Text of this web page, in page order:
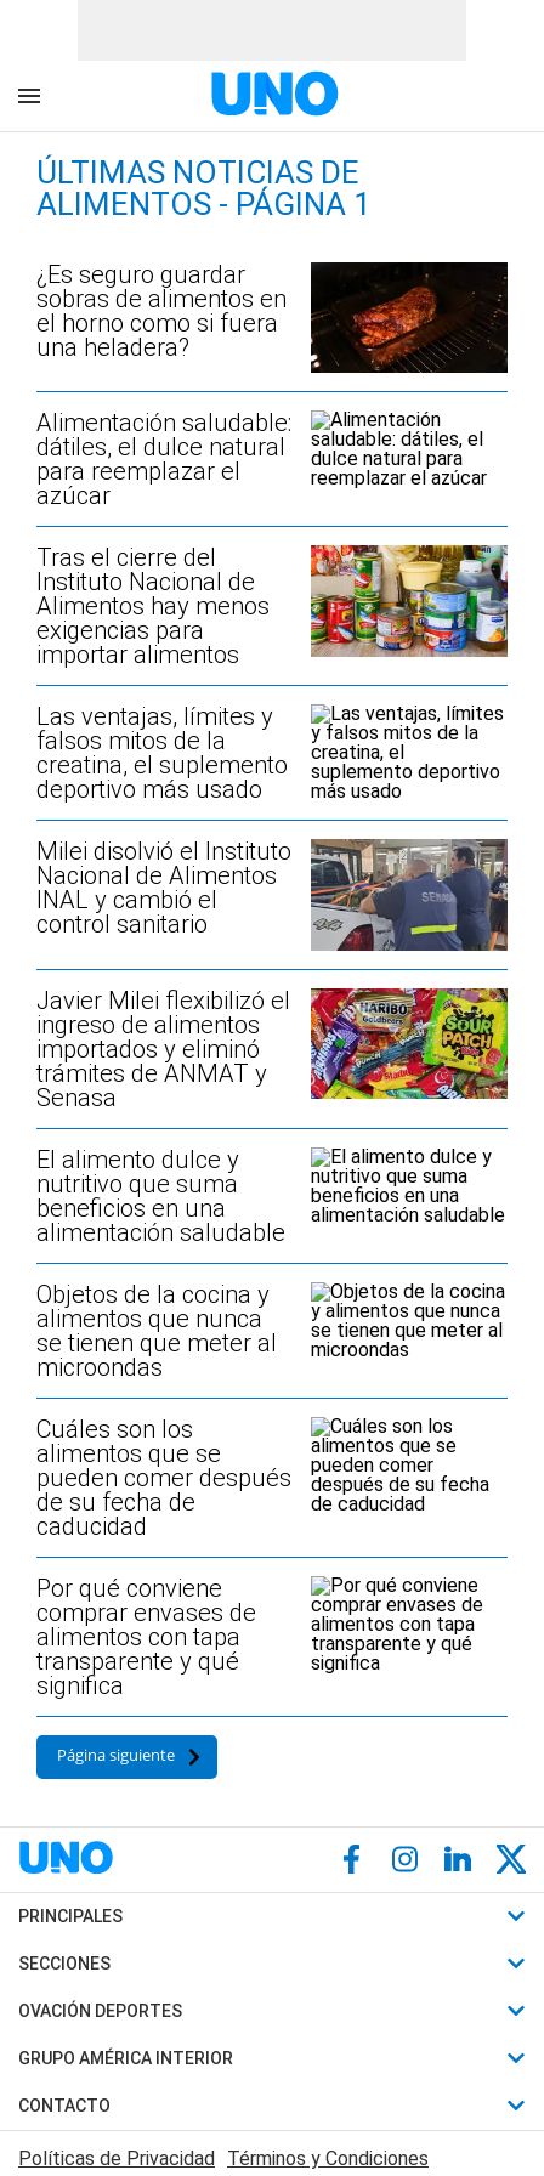
ÚLTIMAS NOTICIAS DE
ALIMENTOS - PÁGINA 1
¿Es seguro guardar
sobras de alimentos en
el horno como si fuera
una heladera?
Alimentación saludable:
dátiles, el dulce natural
para reemplazar el
azúcar
Tras el cierre del
Instituto Nacional de
Alimentos hay menos
exigencias para
importar alimentos
Las ventajas, límites y
falsos mitos de la
creatina, el suplemento
deportivo más usado
Milei disolvió el Instituto
Nacional de Alimentos
INAL y cambió el
control sanitario
Javier Milei flexibilizó el
ingreso de alimentos
importados y eliminó
trámites de ANMAT y
Senasa
El alimento dulce y
nutritivo que suma
beneficios en una
alimentación saludable
Objetos de la cocina y
alimentos que nunca
se tienen que meter al
microondas
Cuáles son los
alimentos que se
pueden comer después
de su fecha de
caducidad
Por qué conviene
comprar envases de
alimentos con tapa
transparente y qué
significa
Página siguiente
PRINCIPALES
Últimas Noticias
Política
Judiciales
Economia
SECCIONES
Horóscopo
Motores
Trucos caseros
Series y Películas
OVACIÓN DEPORTES
Fútbol
Mundial
Automovilismo
GRUPO AMÉRICA INTERIOR
Canal 7 en Vivo
CONTACTO
Acerca de Nosotros
Políticas de Privacidad Términos y Condiciones